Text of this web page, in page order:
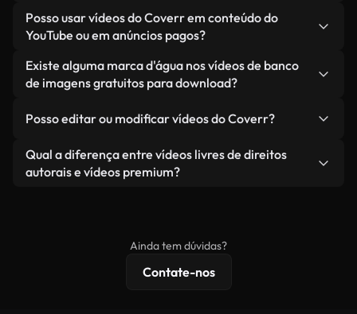
como LCP.
"Filmes da tripulação ao pôr do sol" — e o Studio
gerará um vídeo personalizado para você em
segundos, alinhado com nossos padrões de
licenciamento.
Não é necessário dar crédito. Todos os vídeos em
nossa biblioteca são livres de direitos autorais e
embora isso seja sempre bem-vindo.
Posso usar vídeos do Coverr em conteúdo do
YouTube ou em anúncios pagos?
Sim. Todas as imagens de arquivo da Coverr
podem ser usadas em vídeos monetizados do
de clientes — desde que você não esteja
como um produto independente.
Existe alguma marca d'água nos vídeos de banco
de imagens gratuitos para download?
reais ou gerados por IA — inclui marcas d'água.
Você recebe imagens limpas e prontas para usar.
Posso editar ou modificar vídeos do Coverr?
Sim. Você pode cortar, recortar ou remixar nossos
vídeos livremente. Apenas certifique-se de que o
Qual a diferença entre vídeos livres de direitos
autorais e vídeos premium?
licenciamento estendidas.
Ainda tem dúvidas?
Contate-nos